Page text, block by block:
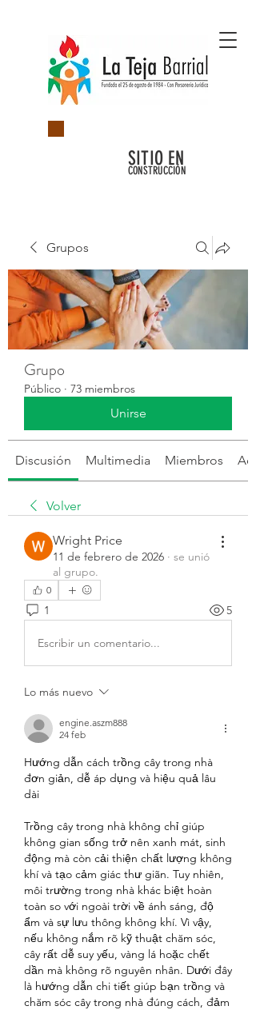
SITIO EN
CONSTRUCCIÓN
Grupos
Grupo
Público · 73 miembros
Unirse
Discusión Multimedia Miembros
Volver
Wright Price
11 de febrero de 2026 · se unió
al grupo.
0
1 5
Escribir un comentario...
Lo más nuevo
engine.aszm888
24 feb
Hướng dẫn cách trồng cây trong nhà
đơn giản, dễ áp dụng và hiệu quả lâu
dài
Trồng cây trong nhà không chỉ giúp
không gian sống trở nên xanh mát, sinh
động mà còn cải thiện chất lượng không
khí và tạo cảm giác thư giãn. Tuy nhiên,
môi trường trong nhà khác biệt hoàn
toàn so với ngoài trời về ánh sáng, độ
ẩm và sự lưu thông không khí. Vì vậy,
nếu không nắm rõ kỹ thuật chăm sóc,
cây rất dễ suy yếu, vàng lá hoặc chết
dần mà không rõ nguyên nhân. Dưới đây
là hướng dẫn chi tiết giúp bạn trồng và
chăm sóc cây trong nhà đúng cách, đảm